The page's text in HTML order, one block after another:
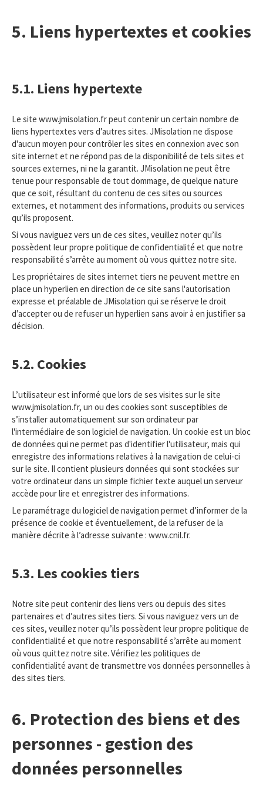
5. Liens hypertextes et cookies
5.1. Liens hypertexte
Le site www.jmisolation.fr peut contenir un certain nombre de
liens hypertextes vers d’autres sites. JMisolation ne dispose
d'aucun moyen pour contrôler les sites en connexion avec son
site internet et ne répond pas de la disponibilité de tels sites et
sources externes, ni ne la garantit. JMisolation ne peut être
tenue pour responsable de tout dommage, de quelque nature
que ce soit, résultant du contenu de ces sites ou sources
externes, et notamment des informations, produits ou services
qu’ils proposent.
Si vous naviguez vers un de ces sites, veuillez noter qu’ils
possèdent leur propre politique de confidentialité et que notre
responsabilité s’arrête au moment où vous quittez notre site.
Les propriétaires de sites internet tiers ne peuvent mettre en
place un hyperlien en direction de ce site sans l'autorisation
expresse et préalable de JMisolation qui se réserve le droit
d’accepter ou de refuser un hyperlien sans avoir à en justifier sa
décision.
5.2. Cookies
L’utilisateur est informé que lors de ses visites sur le site
www.jmisolation.fr, un ou des cookies sont susceptibles de
s’installer automatiquement sur son ordinateur par
l'intermédiaire de son logiciel de navigation. Un cookie est un bloc
de données qui ne permet pas d'identifier l'utilisateur, mais qui
enregistre des informations relatives à la navigation de celui-ci
sur le site. Il contient plusieurs données qui sont stockées sur
votre ordinateur dans un simple fichier texte auquel un serveur
accède pour lire et enregistrer des informations.
Le paramétrage du logiciel de navigation permet d’informer de la
présence de cookie et éventuellement, de la refuser de la
manière décrite à l’adresse suivante : www.cnil.fr.
5.3. Les cookies tiers
Notre site peut contenir des liens vers ou depuis des sites
partenaires et d’autres sites tiers. Si vous naviguez vers un de
ces sites, veuillez noter qu’ils possèdent leur propre politique de
confidentialité et que notre responsabilité s’arrête au moment
où vous quittez notre site. Vérifiez les politiques de
confidentialité avant de transmettre vos données personnelles à
des sites tiers.
6. Protection des biens et des
personnes - gestion des
données personnelles